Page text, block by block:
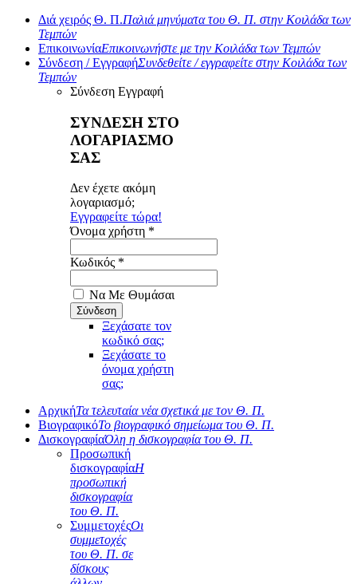
Διά χειρός Θ. Π.Παλιά μηνύματα του Θ. Π. στην Κοιλάδα των
Τεμπών
ΕπικοινωνίαΕπικοινωνήστε με την Κοιλάδα των Τεμπών
Σύνδεση / ΕγγραφήΣυνδεθείτε / εγγραφείτε στην Κοιλάδα των
Τεμπών
Σύνδεση Εγγραφή
ΣΥΝΔΕΣΗ ΣΤΟ
ΛΟΓΑΡΙΑΣΜΟ
ΣΑΣ
Δεν έχετε ακόμη
λογαριασμό;
Εγγραφείτε τώρα!
Όνομα χρήστη *
Κωδικός *
Να Με Θυμάσαι
Ξεχάσατε τον
κωδικό σας;
Ξεχάσατε το
όνομα χρήστη
σας;
ΑρχικήΤα τελευταία νέα σχετικά με τον Θ. Π.
ΒιογραφικόΤο βιογραφικό σημείωμα του Θ. Π.
ΔισκογραφίαΌλη η δισκογραφία του Θ. Π.
Προσωπική
δισκογραφίαΗ
προσωπική
δισκογραφία
του Θ. Π.
ΣυμμετοχέςΟι
συμμετοχές
του Θ. Π. σε
δίσκους